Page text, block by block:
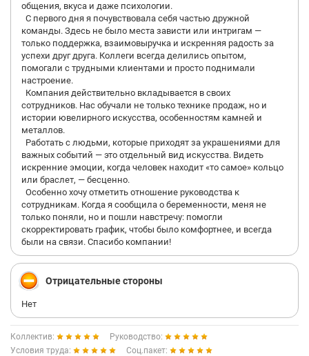
общения, вкуса и даже психологии.
С первого дня я почувствовала себя частью дружной
команды. Здесь не было места зависти или интригам —
только поддержка, взаимовыручка и искренняя радость за
успехи друг друга. Коллеги всегда делились опытом,
помогали с трудными клиентами и просто поднимали
настроение.
Компания действительно вкладывается в своих
сотрудников. Нас обучали не только технике продаж, но и
истории ювелирного искусства, особенностям камней и
металлов.
Работать с людьми, которые приходят за украшениями для
важных событий — это отдельный вид искусства. Видеть
искренние эмоции, когда человек находит «то самое» кольцо
или браслет, — бесценно.
Особенно хочу отметить отношение руководства к
сотрудникам. Когда я сообщила о беременности, меня не
только поняли, но и пошли навстречу: помогли
скорректировать график, чтобы было комфортнее, и всегда
были на связи. Спасибо компании!
Отрицательные стороны
Нет
Коллектив:
Руководство:
Условия труда:
Соц.пакет: